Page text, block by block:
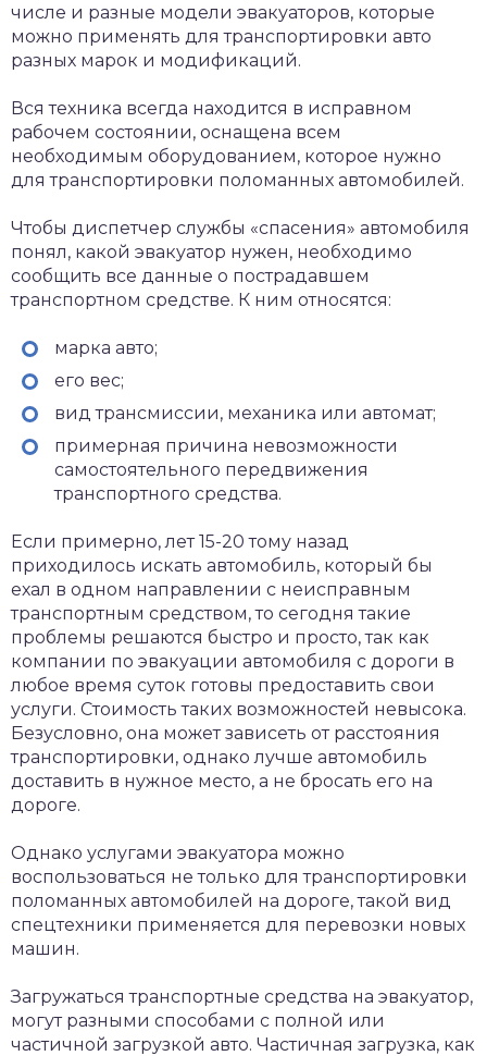
числе и разные модели эвакуаторов, которые
можно применять для транспортировки авто
разных марок и модификаций.
Вся техника всегда находится в исправном
рабочем состоянии, оснащена всем
необходимым оборудованием, которое нужно
для транспортировки поломанных автомобилей.
Чтобы диспетчер службы «спасения» автомобиля
понял, какой эвакуатор нужен, необходимо
сообщить все данные о пострадавшем
транспортном средстве. К ним относятся:
марка авто;
его вес;
вид трансмиссии, механика или автомат;
примерная причина невозможности
самостоятельного передвижения
транспортного средства.
Если примерно, лет 15-20 тому назад
приходилось искать автомобиль, который бы
ехал в одном направлении с неисправным
транспортным средством, то сегодня такие
проблемы решаются быстро и просто, так как
компании по эвакуации автомобиля с дороги в
любое время суток готовы предоставить свои
услуги. Стоимость таких возможностей невысока.
Безусловно, она может зависеть от расстояния
транспортировки, однако лучше автомобиль
доставить в нужное место, а не бросать его на
дороге.
Однако услугами эвакуатора можно
воспользоваться не только для транспортировки
поломанных автомобилей на дороге, такой вид
спецтехники применяется для перевозки новых
машин.
Загружаться транспортные средства на эвакуатор,
могут разными способами с полной или
частичной загрузкой авто. Частичная загрузка, как